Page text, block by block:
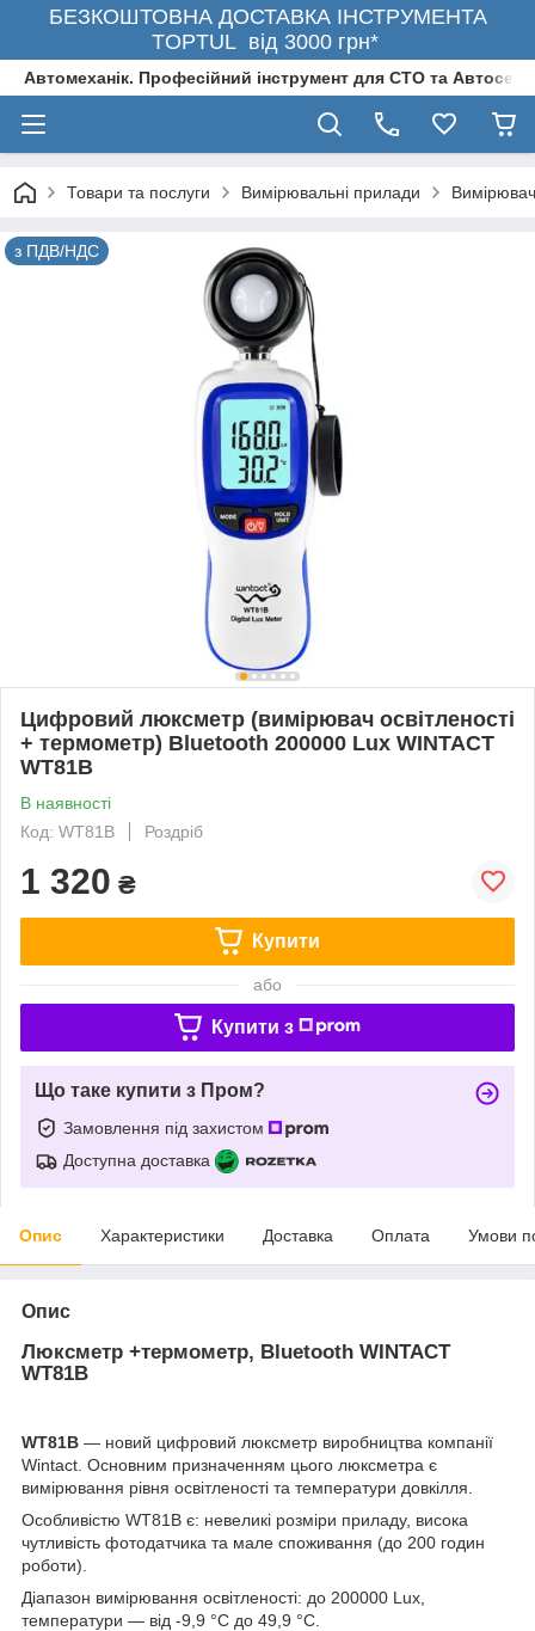
БЕЗКОШТОВНА ДОСТАВКА ІНСТРУМЕНТА
TOPTUL від 3000 грн*
Автомеханік. Професійний інструмент для СТО та
Товари та послуги Вимірювальні прилади
з ПДВ/НДС
Цифровий люксметр (вимірювач освітленості
+ термометр) Bluetooth 200000 Lux WINTACT
WT81B
В наявності
Код: WT81B
Роздріб
1 320 ₴
Купити
або
Купити з
Що таке купити з Пром?
Замовлення під захистом
Доступна доставка
Опис Характеристики Доставка Оплата Умови
Опис
Люксметр +термометр, Bluetooth WINTACT
WT81B
WT81B — новий цифровий люксметр виробництва компанії
Wintact. Основним призначенням цього люксметра є
вимірювання рівня освітленості та температури довкілля.
Особливістю WT81B є: невеликі розміри приладу, висока
чутливість фотодатчика та мале споживання (до 200 годин
роботи).
Діапазон вимірювання освітленості: до 200000 Lux,
температури — від -9,9 °C до 49,9 °C.